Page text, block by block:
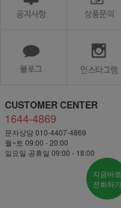
CUSTOMER CENTER
1644-4869
문자상담 010-4407-4869
월~토 09:00 - 20:00
일요일·공휴일 09:00 - 18:00
지금바로
전화하기